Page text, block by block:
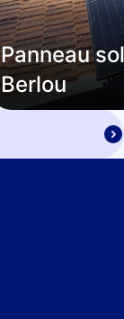
Panneau
Berlou